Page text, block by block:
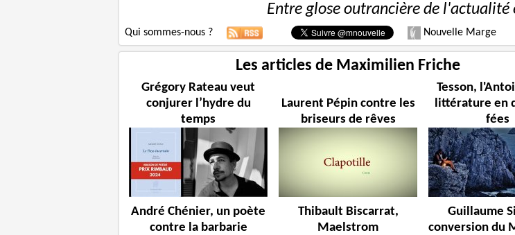
Entre glose outrancière de
Qui sommes-nous ? Nouvelle Marge
Les articles de Maximilien Friche
Grégory Rateau veut
conjurer l’hydre du
temps
Laurent Pépin contre les
briseurs de rêves
Tesson,
littérature en
fées
André Chénier, un poète
contre la barbarie
Thibault Biscarrat,
Maelstrom
Guillaume
conversion du